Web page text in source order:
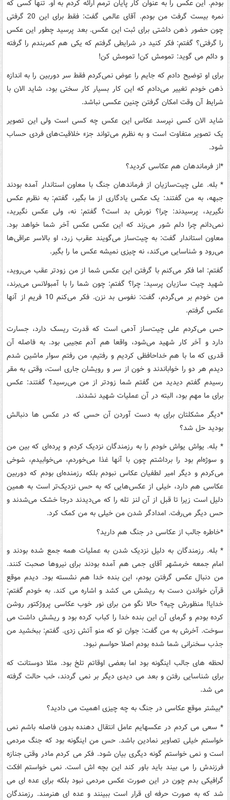
بودم. این عکس را به عنوان کار پایان ترمم ارائه کردم به او. تنها کسی که
نمره بیست گرفت من بودم. آقای عالمی گفت: فقط برای این 20 گرفتی
چون حضور ذهن داشتی برای ثبت این عکس. بعد پرسید چطور این عکس
را گرفتی؟ گفتم: فکر کنید در شرایطی گرفتم که یکی هم کمربندم را گرفته
و دائم می گوید: تمومش کن! تمومش کن!
برای او توضیح دادم که جایم را عوض نمی‌کردم فقط سر دوربین را به اندازه
ذهن خودم تغییر می‌دادم که این کار بسیار کار سختی بود، شاید الان با
شرایط آن وقت امکان گرفتن چنین عکسی نباشد.
شاید الان کسی نپرسد عکاس این عکس چه کسی است ولی این تصویر
یک تصویر متفاوت است و به نظرم می‌تواند جزء خلاقیت‌های فردی حساب
شود.
*از فرماندهان هم عکاسی کردید؟
* بله. علی چیت‌سازیان از فرماندهان جنگ با معاون استاندار آمده بودند
جبهه، به من گفتند: یک عکس یادگاری از ما بگیر، گفتم: به نظرم عکس
نگیرید، پرسیدند: چرا؟ نورش بد است؟ گفتم: نه، ولی عکس نگیرید،
نمی‌دانم چرا دلم شور می‌زند که این عکس عکس آخر شما خواهد بود.
معاون استاندار گفت: به چیت‌ساز می‌گویند عقرب زرد، او بالاسر عراقی‌ها
می‌رود و شناسایی می‌کند، نه چیزی نمیشه عکس ما را بگیر.
گفتم: اما فکر می‌کنم با گرفتن این عکس شما از من زودتر عقب می‌روید،
شهید چیت سازیان پرسید: چرا؟ گفتم: چون شما را با آمبولانس می‌برند،
من خودم بر می‌گردم، گفت: نفوس بد نزن. فکر می‌کنم 10 فریم از آنها
عکس گرفتم.
حس می‌کردم علی چیت‌ساز آدمی است که قدرت ریسک دارد، جسارت
دارد و آخر کار شهید می‌شود، واقعا هم آدم عجیبی بود. به فاصله آن
قدری که ما با هم خداحافظی کردیم و رفتیم، من رفتم سوار ماشین شدم
دیدم هر دو را خواباندند و خون از سر و رویشان جاری است، وقتی به مقر
رسیدم گفتم دیدید من گفتم شما زودتر از من می‌رسید؟ گفتند: عکس
برای ما مهم بود، البته در آن عملیات شهید نشدند.
*دیگر مشکلتان برای به دست آوردن آن حسی که در عکس ها دنبالش
بودید حل شد؟
* بله. یواش یواش خودم را به رزمندگان نزدیک کردم و پرده‌ای که بین من
و سوژه‌ام بود را برداشتم چون با آنها غذا می‌خوردم، می‌خوابیدم، شوخی
می‌کردم و دیگر امیر لطفیان عکاس نبودم بلکه رزمنده‌ای بودم که دوربین
عکاسی هم دارد، خیلی از عکس‌هایی که به حس نزدیک‌تر است به همین
دلیل است زیرا تا قبل از آن لنز تله را که می‌دیدند درجا خشک می‌شدند و
حس دیگر می‌رفت. امدادگر شدن من خیلی به من کمک کرد.
*خاطره جالب از عکاسی در جنگ هم دارید؟
* بله. رزمندگان به دلیل نزدیک شدن به عملیات همه جمع شده بودند و
امام جمعه خرمشهر آقای جمی هم آمده بودند برای نیروها صحبت کنند.
من دنبال عکس گرفتن بودم، این بنده خدا هم نشسته بود. دیدم موقع
قرآن خواندن دست به ریشش می کشد و اشاره می کند. به خودم گفتم:
خدایا! منظورش چیه؟ حالا نگو من برای نور خوب عکاسی پروژکتور روشن
کرده بودم و گرمای آن این بنده خدا را کباب کرده بود و ریشش داشت می
سوخت. آخرش به من گفت: جوان تو که منو آتش زدی. گفتم: ببخشید من
جذب سخنرانی شما شده بودم اصلا حواسم نبود.
لحظه های جالب اینگونه بود اما بعضی اوقاتم تلخ بود. مثلا دوستانت که
برای شناسایی رفتن و بعد می دیدی دیگر بر نمی گردند، خب حالت گرفته
می شد.
*بیشتر موقع عکاسی در جنگ به چه چیزی اهمیت می دادید؟
* سعی می کردم در عکسهایم عامل انتقال دهنده بدون فاصله باشم نمی
خواستم خیلی تصاویر نمادین باشد. حس من اینگونه بود که جنگ مردمی
است و نمی خواستم گونه دیگری بیان شود. فکر می کردم مادر وقتی جنازه
فرزندش را می بیند باید باور کند این بچه اش است. نمی خواستم افکت
گرافیکی بدم چون در این صورت عکس مردمی نبود بلکه برای عده ای می
شد که به صورت حرفه ای قرار است ببینند و عده ای هنرمند. رزمندگان